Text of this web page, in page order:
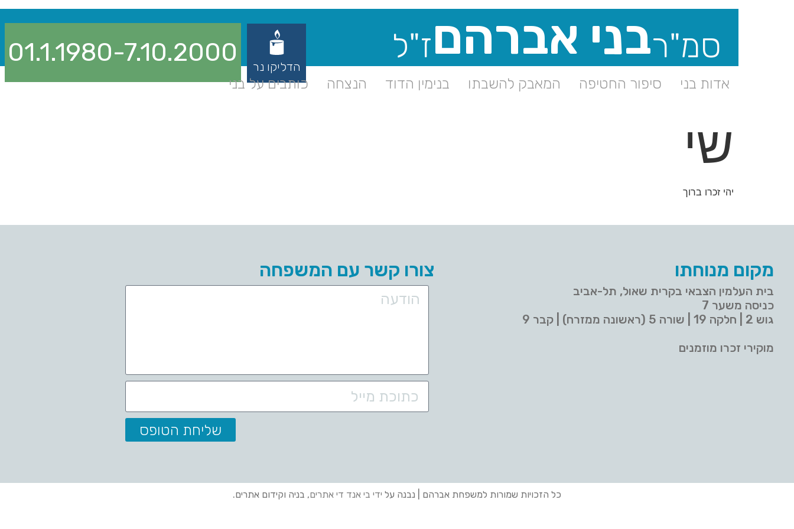
סמ"רבני אברהםז"ל
אדות בני סיפור החטיפה המאבק להשבתו בנימין הדוד הנצחה כותבים על בני
הדליקו נר 01.1.1980-7.10.2000
שי
יהי זכרו ברוך
מקום מנוחתו
בית העלמין הצבאי בקרית שאול, תל-אביב
כניסה משער 7
גוש 2 | חלקה 19 | שורה 5 (ראשונה ממזרח) | קבר 9
מוקירי זכרו מוזמנים
צורו קשר עם המשפחה
שליחת הטופס
כל הזכויות שמורות למשפחת אברהם | נבנה על ידי בי אנד די אתרים, בניה וקידום אתרים.